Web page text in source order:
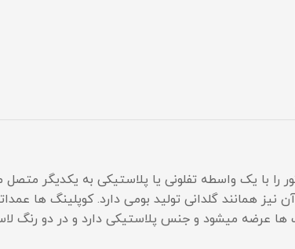
با یک واسطه تفلونی یا پلاستیکی به یکدیگر متصل
کوپلینگ ها عرضه میشود و جنس پلاستیکی دارد و در دو